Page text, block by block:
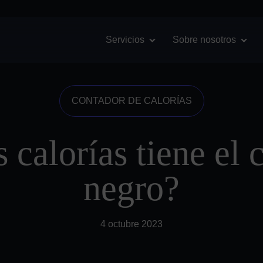
Servicios Sobre nosotros
CONTADOR DE CALORÍAS
calorías tiene el
negro?
4 octubre 2023